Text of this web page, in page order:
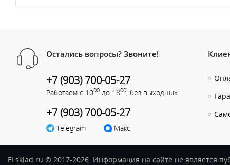
Остались вопросы? Звоните!
+7 (903) 700-05-27
Работаем с 1000 до 1800 , без выходных
+7 (903) 700-05-27
Telegram Макс
ELsklad.ru © 2017-2026. Информация на сайте не является